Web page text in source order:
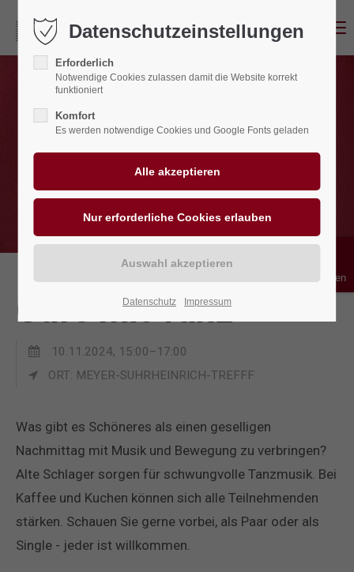
Menu
Cafe mit Tanz
10.11.2024, 15:00–17:00
ORT: MEYER-SUHRHEINRICH-TREFFF
Was gibt es Schöneres als einen geselligen
Nachmittag mit Musik und Bewegung zu verbringen?
Alte Schlager sorgen für schwungvolle Tanzmusik. Bei
Kaffee und Kuchen können sich alle Teilnehmenden
stärken. Schauen Sie gerne vorbei, als Paar oder als
Single - jeder ist willkommen.
Datenschutzeinstellungen
Erforderlich
Notwendige Cookies zulassen damit die Website korrekt
funktioniert
Komfort
Es werden notwendige Cookies und Google Fonts geladen
Datenschutz Impressum
Bedienhilfen